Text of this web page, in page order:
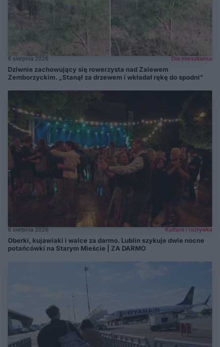
6 sierpnia 2026 Dla mieszkańca
Dziwnie zachowujący się rowerzysta nad Zalewem
Zemborzyckim. „Stanął za drzewem i wkładał rękę do spodni”
6 sierpnia 2026 Kultura i rozrywka
Oberki, kujawiaki i walce za darmo. Lublin szykuje dwie nocne
potańcówki na Starym Mieście | ZA DARMO